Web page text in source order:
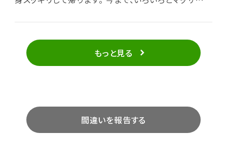
しやすく、リラックスして施術がうけられます。 一度、行
ってみて下さい。
もっと見る
間違いを報告する